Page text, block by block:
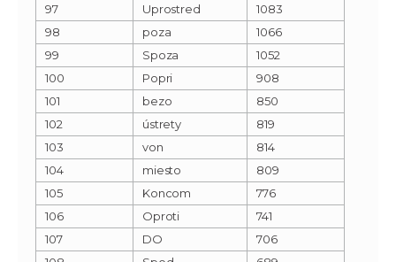
97
Uprostred
1083
98
poza
1066
99
Spoza
1052
100
Popri
908
101
bezo
850
102
ústrety
819
103
von
814
104
miesto
809
105
Koncom
776
106
Oproti
741
107
DO
706